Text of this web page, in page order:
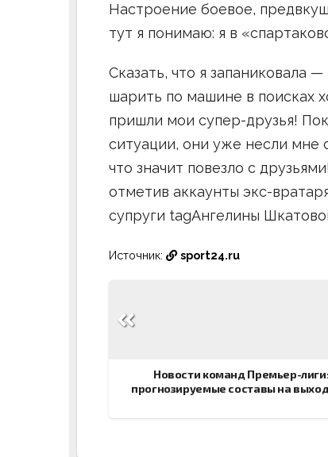
Настроение боевое,
тут я понимаю: я в
Сказать, что я запаниковала
шарить по машине в поисках
пришли мои супер-друзья!
ситуации, они уже несли мне
что значит повезло с
отметив аккаунты экс-
супруги tagАнгелины
Источник: sport24.ru
по
Новости команд Премьер-лиги:
прогнозируемые составы на